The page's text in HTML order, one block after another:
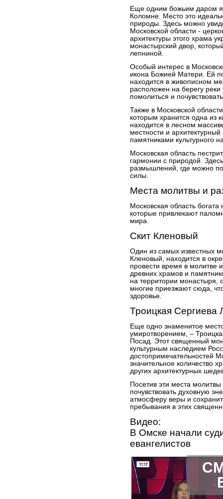
Еще одним божьим даром
Коломне. Место это
природы. Здесь можно
Московской области -
архитектуры этого храма
монастырский двор,
лепниной.
Особый интерес в
икона Божией Матери. Ей
находится в живописном
расположен на берегу
помолиться и
Также в Московской
которым хранится одна из
находится в лесном
местности и
памятниками культурного
Московская область
гармонии с природой.
размышлений, где можно
силы.
Места молитвы и
Московская область
которые привлекают
мира.
Скит Кленовый
Один из самых известных
Кленовый, находится в
провести время в молитве
древних храмов и
на территории монастыря,
многие приезжают сюда,
здоровье.
Троицкая Сергиева
Еще одно знаменитое
умиротворением, –
Посад. Этот священный
культурным наследием
достопримечательностей
значительное количество
других архитектурных
Посетив эти места
почувствовать духовную
атмосферу веры и
пребывания в этих
Видео:
В Омске начали
евангелистов